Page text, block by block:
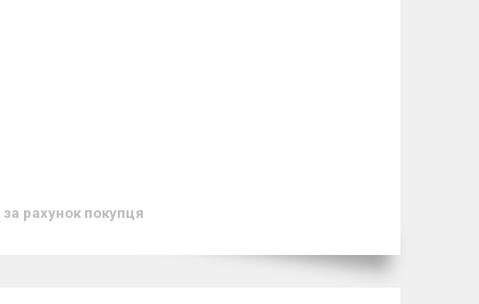
за рахунок покупця